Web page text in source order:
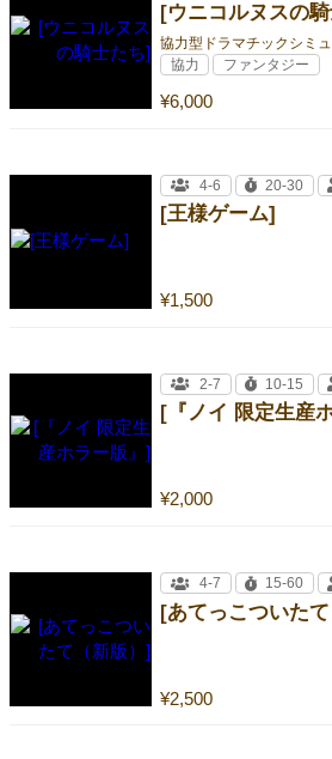
[ウニコルヌスの
協力型ドラマチックシミ
¥6,000
協力 ファンタジー
[王様ゲーム]
¥1,500
4-6 20-30
[『ノイ 限定生産
¥2,000
2-7 10-15
[あてっこついた
¥2,500
4-7 15-60